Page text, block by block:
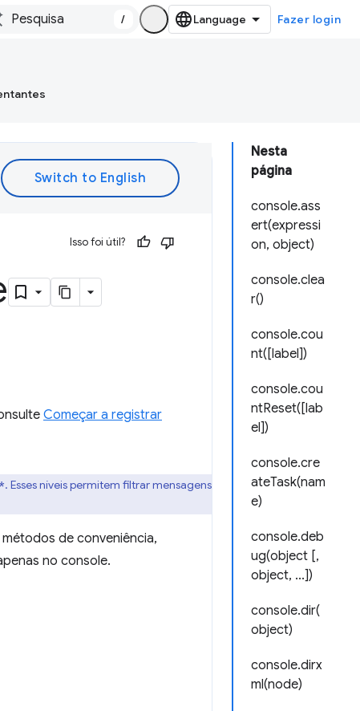
/ Fazer login
Nesta
página
console.ass
ert(expressi
on, object)
console.clea
r()
console.cou
nt([label])
console.cou
ntReset([lab
el])
console.cre
ateTask(nam
e)
console.deb
ug(object [,
object, ...])
console.dir(
object)
console.dirx
ml(node)
Isso foi útil?
Começar a registrar
. Esses níveis permitem filtrar mensagens
de conveniência,
no console.